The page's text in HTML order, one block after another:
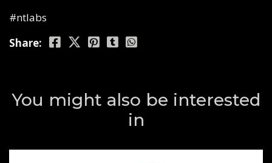
#ntlabs
Share:
You might also be interested
in